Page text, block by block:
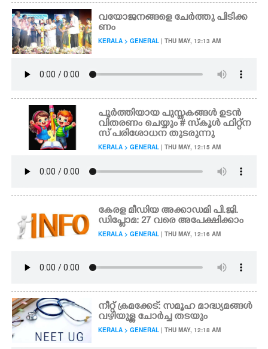
വയോജനങ്ങളെ ചേർത്തു പിടിക്ക
ണം
KERALA > GENERAL | THU MAY, 12:13 AM
പൂർത്തിയായ പുസ്തകങ്ങൾ ഉടൻ
വിതരണം ചെയ്യും # സ്കൂൾ ഫിറ്റ്ന
സ് പരിശോധന തുടരുന്നു
KERALA > GENERAL | THU MAY, 12:15 AM
കേരള മീഡിയ അക്കാഡമി പി.ജി.
ഡിപ്ലോമ: 27 വരെ അപേക്ഷിക്കാം
KERALA > GENERAL | THU MAY, 12:16 AM
നീറ്റ് ക്രമക്കേട്: സമൂഹ മാദ്ധ്യമങ്ങൾ
വഴിയുള്ള ചോർച്ച തടയും
KERALA > GENERAL | THU MAY, 12:18 AM